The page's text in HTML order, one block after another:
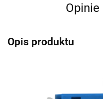
Opinie
Opis produktu